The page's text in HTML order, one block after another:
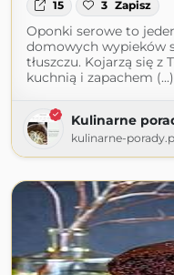
15 3 Zapisz
Oponki serowe to
domowych wypieków
tłuszczu. Kojarzą się z
kuchnią i zapachem (...)
Kulinarne
kulinarne-